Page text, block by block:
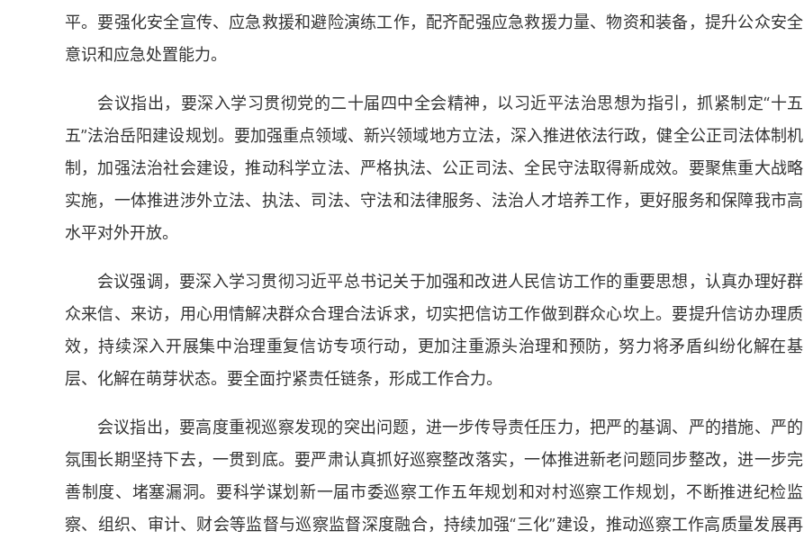
平。要强化安全宣传、应急救援和避险演练工作，配齐配强应急救援力量、物资和装备，提升公众安全
意识和应急处置能力。
会议指出，要深入学习贯彻党的二十届四中全会精神，以习近平法治思想为指引，抓紧制定“十五
五”法治岳阳建设规划。要加强重点领域、新兴领域地方立法，深入推进依法行政，健全公正司法体制机
制，加强法治社会建设，推动科学立法、严格执法、公正司法、全民守法取得新成效。要聚焦重大战略
实施，一体推进涉外立法、执法、司法、守法和法律服务、法治人才培养工作，更好服务和保障我市高
水平对外开放。
会议强调，要深入学习贯彻习近平总书记关于加强和改进人民信访工作的重要思想，认真办理好群
众来信、来访，用心用情解决群众合理合法诉求，切实把信访工作做到群众心坎上。要提升信访办理质
效，持续深入开展集中治理重复信访专项行动，更加注重源头治理和预防，努力将矛盾纠纷化解在基
层、化解在萌芽状态。要全面拧紧责任链条，形成工作合力。
会议指出，要高度重视巡察发现的突出问题，进一步传导责任压力，把严的基调、严的措施、严的
氛围长期坚持下去，一贯到底。要严肃认真抓好巡察整改落实，一体推进新老问题同步整改，进一步完
善制度、堵塞漏洞。要科学谋划新一届市委巡察工作五年规划和对村巡察工作规划，不断推进纪检监
察、组织、审计、财会等监督与巡察监督深度融合，持续加强“三化”建设，推动巡察工作高质量发展再